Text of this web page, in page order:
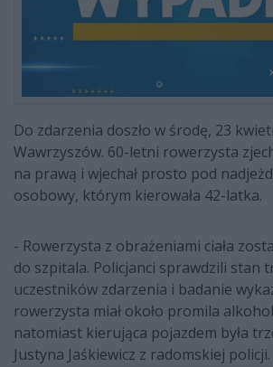
Do zdarzenia doszło w środę, 23
Wawrzyszów. 60-letni rowerzysta
na prawą i wjechał prosto pod
osobowy, którym kierowała 42-latka.
- Rowerzysta z obrażeniami ciała
do szpitala. Policjanci sprawdzili stan
uczestników zdarzenia i badanie
rowerzysta miał około promila
natomiast kierująca pojazdem była
Justyna Jaśkiewicz z radomskiej policji.